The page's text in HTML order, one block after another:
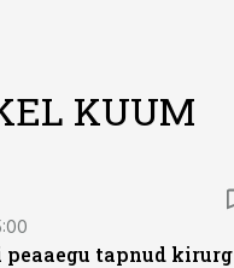
KUUM
peaaegu tapnud kirurg